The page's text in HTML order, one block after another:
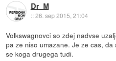
Dr_M
::26. sep 2015, 21:04
Volkswagnovci so zdej nadvse
pa ze niso umazane. Je ze cas,
se koga drugega tudi.